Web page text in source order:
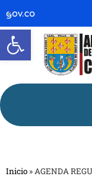
Abrir
Inicio » AGENDA